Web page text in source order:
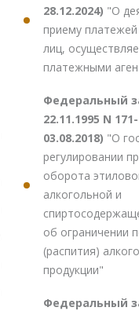
28.12.2024) "О
приему
лиц,
платежными
Федеральный
22.11.1995 N
03.08.2018) "О
регулировании
оборота
алкогольной и
об ограничении
(распития)
продукции"
Федеральный